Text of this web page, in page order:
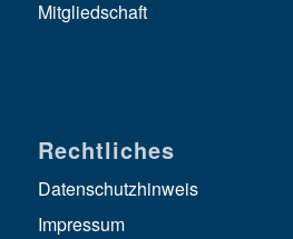
Mitgliedschaft
Rechtliches
Datenschutzhinweis
Impressum